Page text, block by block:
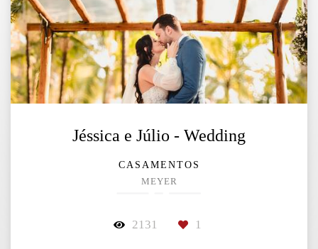
Jéssica e Júlio - Wedding
CASAMENTOS
MEYER
2131 1